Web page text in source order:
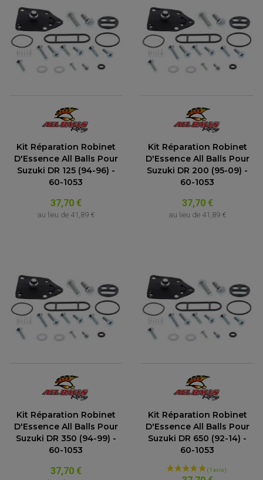
Kit Réparation Robinet
D'Essence All Balls Pour
Suzuki DR 125 (94-96) -
60-1053
37,70 €
au lieu de 41,89 €
Kit Réparation Robinet
D'Essence All Balls Pour
Suzuki DR 200 (95-09) -
60-1053
37,70 €
au lieu de 41,89 €
Kit Réparation Robinet
D'Essence All Balls Pour
Suzuki DR 350 (94-99) -
60-1053
37,70 €
Kit Réparation Robinet
D'Essence All Balls Pour
Suzuki DR 650 (92-14) -
60-1053